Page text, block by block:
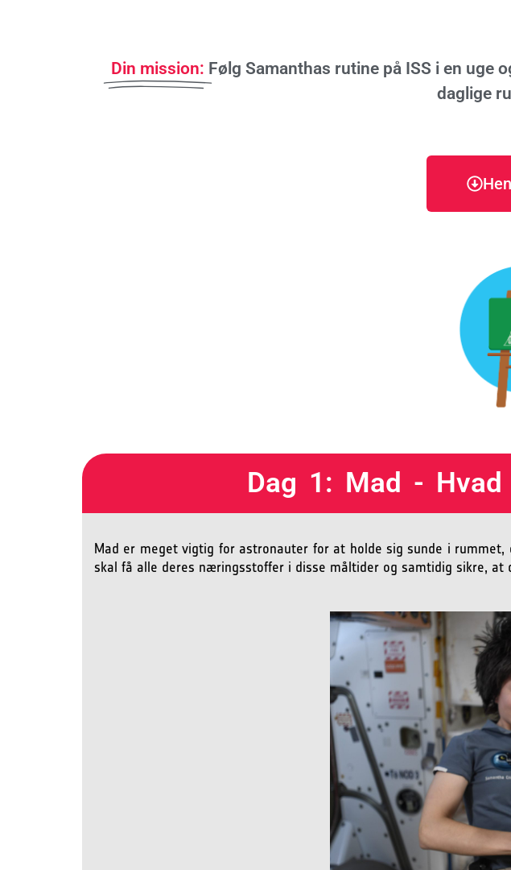
Din mission: Følg Samanthas rutine på ISS i en uge
daglige
Dag 1: Mad -
Mad er meget vigtig for astronauter for at holde sig sunde i
skal få alle deres næringsstoffer i disse måltider og samtidig sikre,